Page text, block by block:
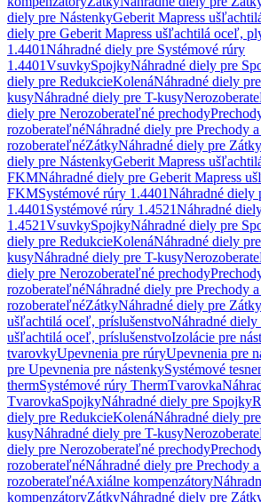
diely pre NástenkyGeberit Mapress
diely pre Geberit Mapress ušľachtilá oceľ,
1.4401Náhradné diely pre Systémové rúry
1.4401VsuvkySpojkyNáhradné diely pre
diely pre RedukcieKolenáNáhradné diely
kusyNáhradné diely pre T-kusy
diely pre Nerozoberateľné prechody
rozoberateľnéNáhradné diely pre Prechody
rozoberateľnéZátkyNáhradné diely pre Zátky
diely pre NástenkyGeberit Mapress
FKMNáhradné diely pre Geberit Mapress
FKMSystémové rúry 1.4401Náhradné diely
1.4401 Systémové rúry 1.4521Náhradné
1.4521VsuvkySpojkyNáhradné diely pre
diely pre RedukcieKolenáNáhradné diely
kusyNáhradné diely pre T-kusy
diely pre Nerozoberateľné prechody
rozoberateľnéNáhradné diely pre Prechody
rozoberateľnéZátkyNáhradné diely pre Zátky
ušľachtilá oceľ, príslušenstvoNáhradné diely
ušľachtilá oceľ, príslušenstvoIzolácie pre
tvarovkyUpevnenia pre rúryUpevnenia pre
pre Upevnenia pre nástenkySystémové
thermSystémové rúry ThermTvarovka
TvarovkaSpojkyNáhradné diely pre Spojky
diely pre RedukcieKolenáNáhradné diely
kusyNáhradné diely pre T-kusy
diely pre Nerozoberateľné prechody
rozoberateľnéNáhradné diely pre Prechody
rozoberateľnéAxiálne kompenzátory
kompenzátoryZátkyNáhradné diely pre